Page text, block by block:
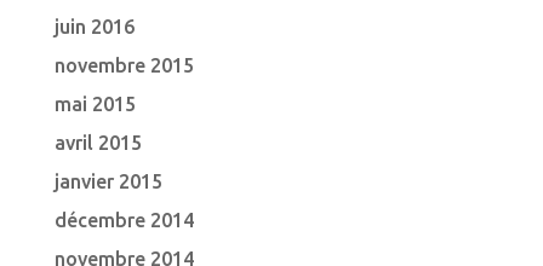
juin 2016
novembre 2015
mai 2015
avril 2015
janvier 2015
décembre 2014
novembre 2014